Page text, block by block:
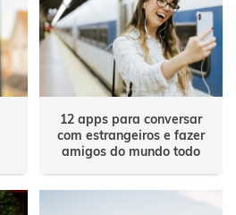
12 apps para conversar
com estrangeiros e fazer
amigos do mundo todo